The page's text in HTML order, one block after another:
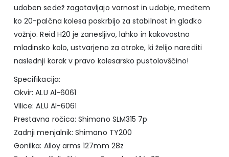
udoben sedež zagotavljajo varnost in udobje, medtem
ko 20-palčna kolesa poskrbijo za stabilnost in gladko
vožnjo. Reid H20 je zanesljivo, lahko in kakovostno
mladinsko kolo, ustvarjeno za otroke, ki želijo narediti
naslednji korak v pravo kolesarsko pustolovščino!
Specifikacija:
Okvir: ALU Al-6061
Vilice: ALU Al-6061
Prestavna ročica: Shimano SLM315 7p
Zadnji menjalnik: Shimano TY200
Gonilka: Alloy arms 127mm 28z